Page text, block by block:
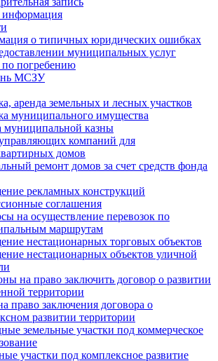
информация
о типичных юридических ошибках
муниципальных услуг
по погребению
МСЗУ
аренда земельных и лесных участков
муниципального имущества
муниципальной казны
компаний для
домов
ремонт домов за счет средств фонда
рекламных конструкций
соглашения
на осуществление перевозок по
маршрутам
нестационарных торговых объектов
нестационарных объектов уличной
на право заключить договор о развитии
территории
право заключения договора о
развитии территории
земельные участки под коммерческое
участки под комплексное развитие